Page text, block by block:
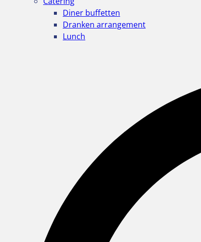
Diner buffetten
Dranken arrangement
Lunch